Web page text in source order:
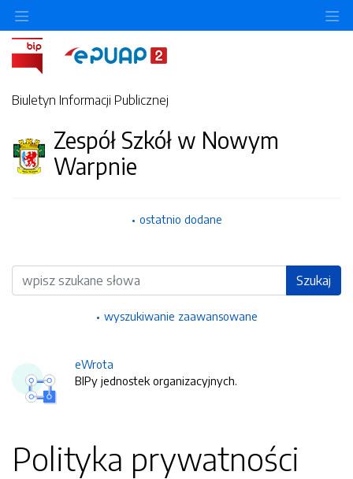
Biuletyn Informacji Publicznej
Zespół Szkół w Nowym
Warpnie
ostatnio dodane
Wyszukiwarka Szukaj
wyszukiwanie zaawansowane
eWrota
BIPy jednostek organizacyjnych.
Polityka prywatności